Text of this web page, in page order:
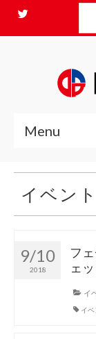
Menu
ニュース
よくあるご
コンセプト
お問い合わ
イベント
9/10
2018
フ
ェ
イ
イベ